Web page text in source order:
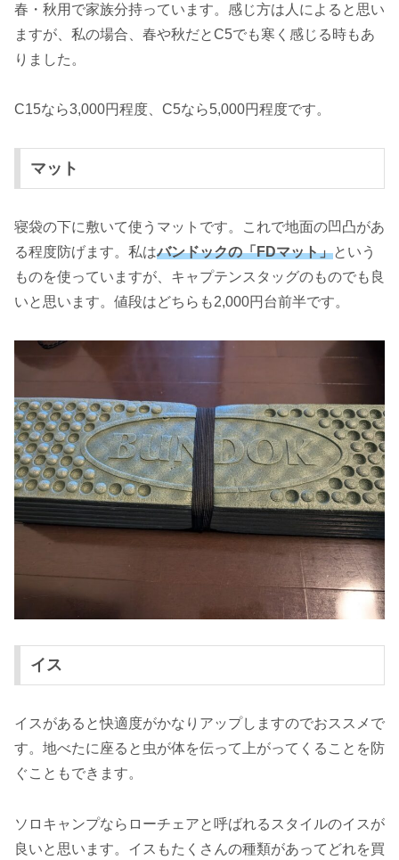
春・秋用で家族分持っています。感じ方は人によると思い
ますが、私の場合、春や秋だとC5でも寒く感じる時もあ
りました。
C15なら3,000円程度、C5なら5,000円程度です。
マット
寝袋の下に敷いて使うマットです。これで地面の凹凸があ
る程度防げます。私はバンドックの「FDマット」という
ものを使っていますが、キャプテンスタッグのものでも良
いと思います。値段はどちらも2,000円台前半です。
イス
イスがあると快適度がかなりアップしますのでおススメで
す。地べたに座ると虫が体を伝って上がってくることを防
ぐこともできます。
ソロキャンプならローチェアと呼ばれるスタイルのイスが
良いと思います。イスもたくさんの種類があってどれを買